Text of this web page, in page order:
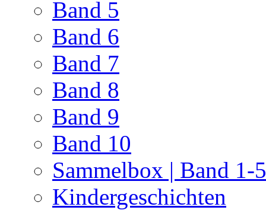
Band 5
Band 6
Band 7
Band 8
Band 9
Band 10
Sammelbox | Band 1-5
Kindergeschichten